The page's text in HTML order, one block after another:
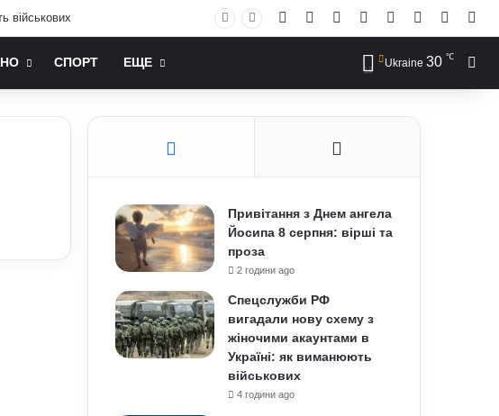
військових Facebook YouTubeInstagram
RSS Log In
СПОРТ ЕЩЕ Ukraine 30 ℃
Привітання з Днем ангела
Йосипа 8 серпня: вірші та
проза
2 години ago
Спецслужби РФ
вигадали нову схему з
жіночими акаунтами в
Україні: як виманюють
військових
4 години ago